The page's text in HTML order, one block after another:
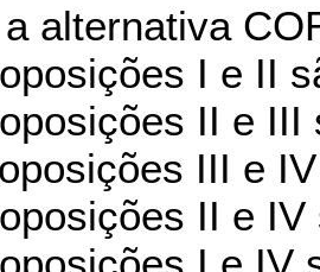
alternativa
I e II
II e III
III e
II e